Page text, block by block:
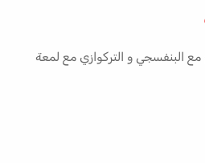
28.0 .د.ب.
البنفسجي و التركوازي مع لمعة